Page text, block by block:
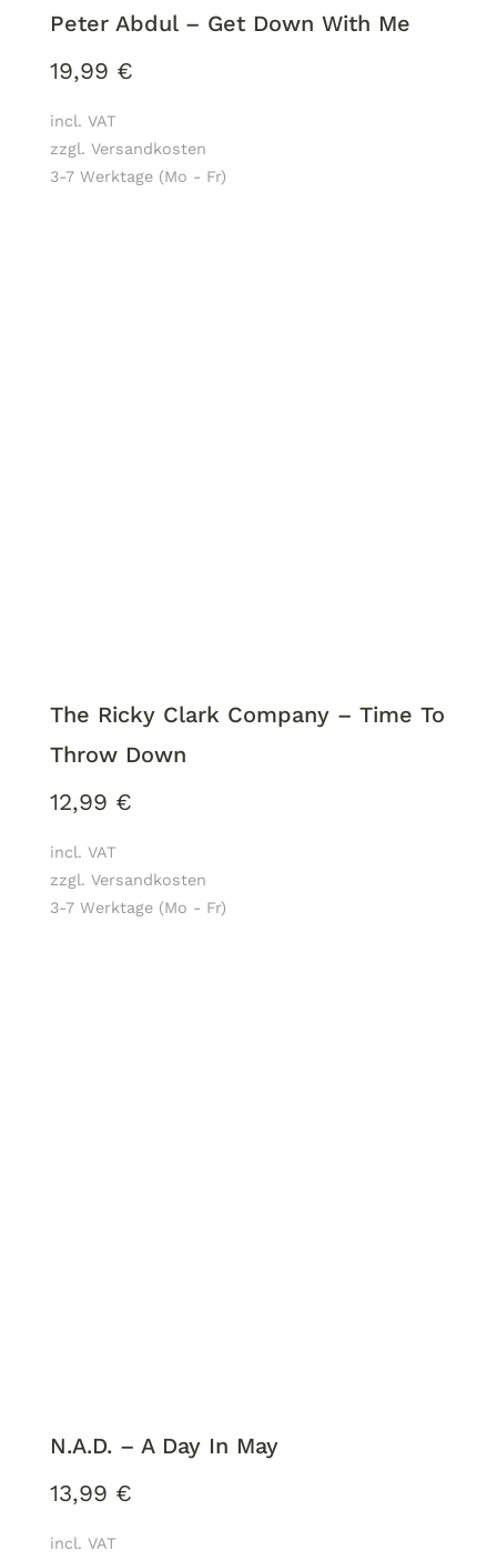
Peter Abdul – Get Down With Me
19,99 €
incl. VAT
zzgl. Versandkosten
3-7 Werktage (Mo - Fr)
The Ricky Clark Company – Time To
Throw Down
12,99 €
incl. VAT
zzgl. Versandkosten
3-7 Werktage (Mo - Fr)
N.A.D. – A Day In May
13,99 €
incl. VAT